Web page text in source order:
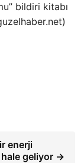
bildiri kitabı
enerji
hale geliyor →